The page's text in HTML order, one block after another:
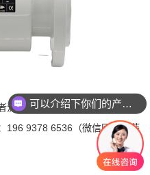
流量计选型，可咨询盛天测控
196 9378 6536（微信同号）获
可以介绍下你们的产品么